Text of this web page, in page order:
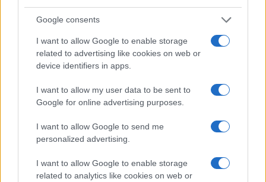
Google consents
I want to allow Google to enable storage
related to advertising like cookies on web or
device identifiers in apps.
I want to allow my user data to be sent to
Google for online advertising purposes.
I want to allow Google to send me
personalized advertising.
I want to allow Google to enable storage
related to analytics like cookies on web or
Vuoi rimuovere le pubblicità nazionali?
Puoi abbonarti asoli € 1,10 al mese
cliccandoqui
Sei già abbonato?
Puoi effettuare l'accesso andando nella
sezioneLogindal menù del sito o